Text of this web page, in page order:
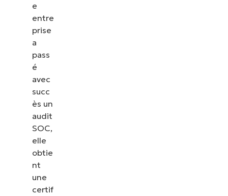
e
entre
prise
a
pass
é
avec
succ
ès un
audit
SOC,
elle
obtie
nt
une
certif